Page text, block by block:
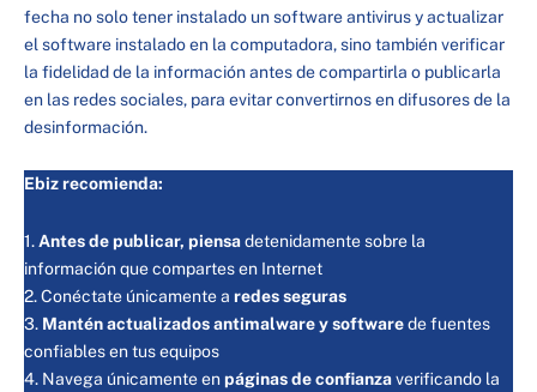
fecha no solo tener instalado un software antivirus y actualizar
el software instalado en la computadora, sino también verificar
la fidelidad de la información antes de compartirla o publicarla
en las redes sociales, para evitar convertirnos en difusores de la
desinformación.
Ebiz recomienda:
1. Antes de publicar, piensadetenidamente sobre la
información que compartes en Internet
2. Conéctate únicamente a redes seguras
3. Mantén actualizados antimalware y softwarede fuentes
confiables en tus equipos
4. Navega únicamente enpáginas de confianzaverificando la